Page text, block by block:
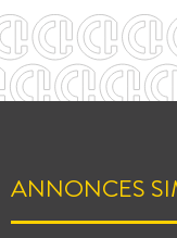
ANNONCES